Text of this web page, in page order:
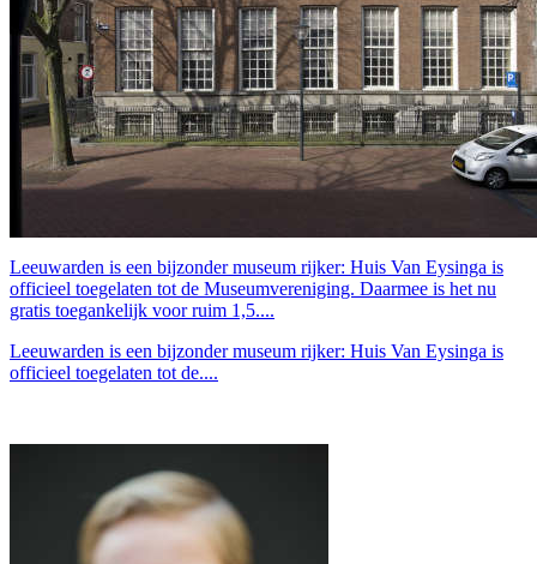
Leeuwarden is een bijzonder museum rijker: Huis Van Eysinga is
officieel toegelaten tot de Museumvereniging. Daarmee is het nu
gratis toegankelijk voor ruim 1,5....
Leeuwarden is een bijzonder museum rijker: Huis Van Eysinga is
officieel toegelaten tot de....